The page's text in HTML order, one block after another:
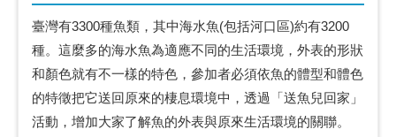
臺灣有3300種魚類，其中海水魚(包括河口區)約有3200
種。這麼多的海水魚為適應不同的生活環境，外表的形狀
和顏色就有不一樣的特色，參加者必須依魚的體型和體色
的特徵把它送回原來的棲息環境中，透過「送魚兒回家」
活動，增加大家了解魚的外表與原來生活環境的關聯。